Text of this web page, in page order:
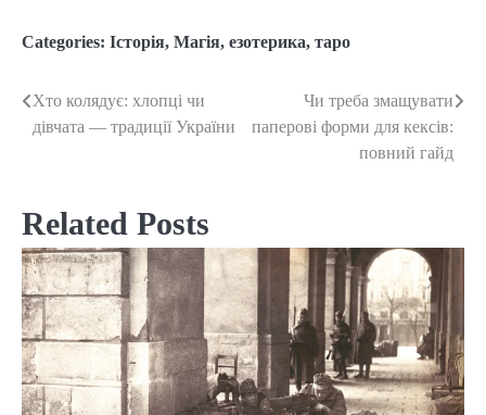
Categories: Історія, Магія, езотерика, таро
Post
navigation
Хто колядує: хлопці чи
дівчата — традиції України
Чи треба змащувати
паперові форми для кексів:
повний гайд
Related Posts